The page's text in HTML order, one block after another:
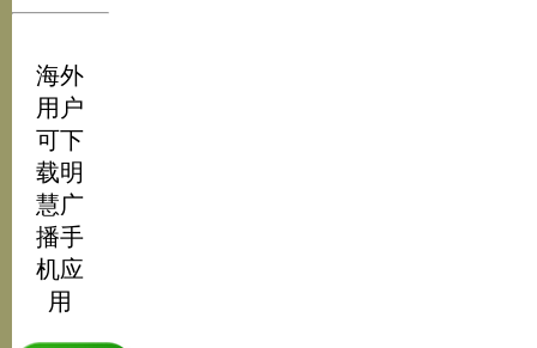
海外
用户
可下
载明
慧广
播手
机应
用